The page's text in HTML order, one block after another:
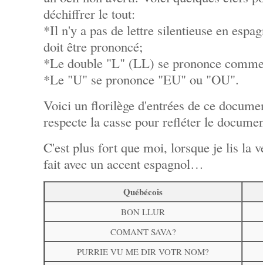
déchiffrer le tout:
*Il n'y a pas de lettre silentieuse en
doit être prononcé;
*Le double "L" (LL) se prononce
*Le "U" se prononce "EU" ou "OU".
Voici un florilège d'entrées de ce
respecte la casse pour refléter le
C'est plus fort que moi, lorsque je lis la
fait avec un accent espagnol…
Québécois
BON LLUR
COMANT SAVA?
PURRIE VU ME DIR VOTR NOM?